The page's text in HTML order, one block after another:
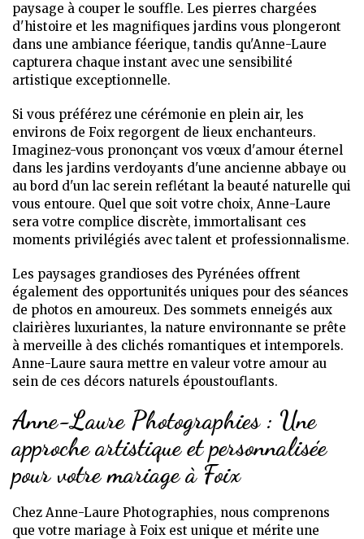
paysage à couper le souffle. Les pierres chargées
d'histoire et les magnifiques jardins vous plongeront
dans une ambiance féerique, tandis qu'Anne-Laure
capturera chaque instant avec une sensibilité
artistique exceptionnelle.
Si vous préférez une cérémonie en plein air, les
environs de Foix regorgent de lieux enchanteurs.
Imaginez-vous prononçant vos vœux d'amour éternel
dans les jardins verdoyants d'une ancienne abbaye ou
au bord d'un lac serein reflétant la beauté naturelle qui
vous entoure. Quel que soit votre choix, Anne-Laure
sera votre complice discrète, immortalisant ces
moments privilégiés avec talent et professionnalisme.
Les paysages grandioses des Pyrénées offrent
également des opportunités uniques pour des séances
de photos en amoureux. Des sommets enneigés aux
clairières luxuriantes, la nature environnante se prête
à merveille à des clichés romantiques et intemporels.
Anne-Laure saura mettre en valeur votre amour au
sein de ces décors naturels époustouflants.
Anne-Laure Photographies : Une
approche artistique et personnalisée
pour votre mariage à Foix
Chez Anne-Laure Photographies, nous comprenons
que votre mariage à Foix est unique et mérite une